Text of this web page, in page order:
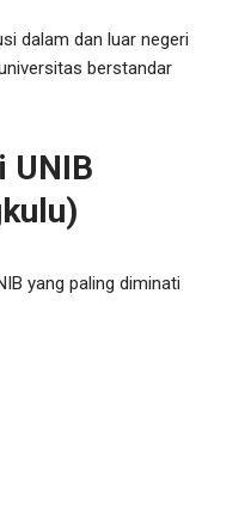
dalam dan luar negeri
berstandar
UNIB
yang paling diminati